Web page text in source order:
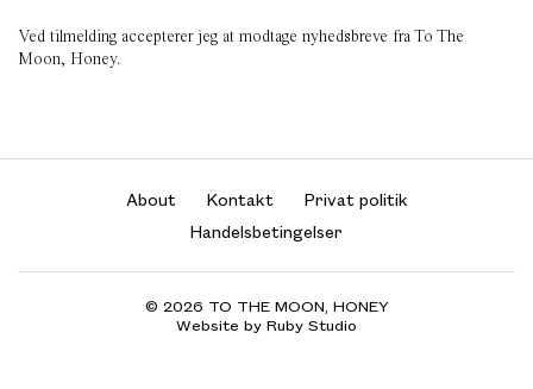
Ved tilmelding accepterer jeg at modtage nyhedsbreve fra To The
Moon, Honey.
About Kontakt
Privat politik
Handelsbetingelser
© 2026 TO THE MOON, HONEY
Website by Ruby Studio